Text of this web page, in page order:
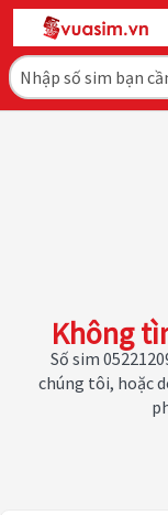
Không
Số sim
chúng tôi, hoặc